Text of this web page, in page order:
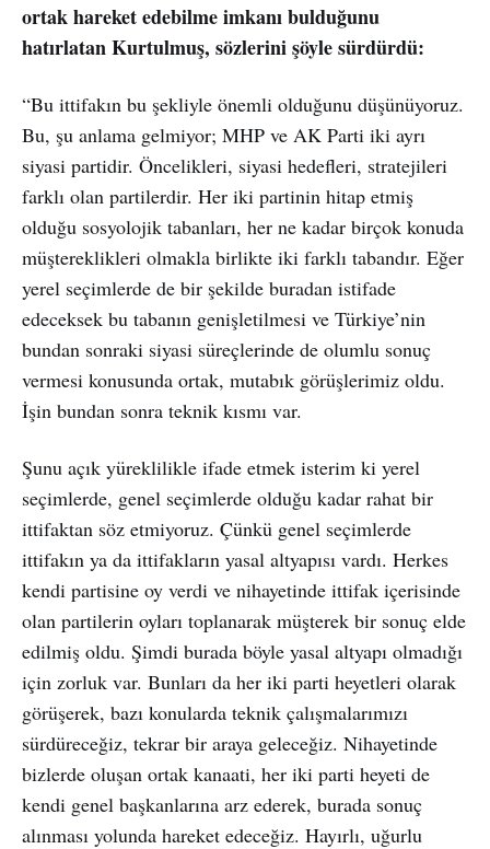
ortak hareket edebilme imkanı bulduğunu
hatırlatan Kurtulmuş, sözlerini şöyle sürdürdü:
“Bu ittifakın bu şekliyle önemli olduğunu düşünüyoruz.
Bu, şu anlama gelmiyor; MHP ve AK Parti iki ayrı
siyasi partidir. Öncelikleri, siyasi hedefleri, stratejileri
farklı olan partilerdir. Her iki partinin hitap etmiş
olduğu sosyolojik tabanları, her ne kadar birçok konuda
müştereklikleri olmakla birlikte iki farklı tabandır. Eğer
yerel seçimlerde de bir şekilde buradan istifade
edeceksek bu tabanın genişletilmesi ve Türkiye’nin
bundan sonraki siyasi süreçlerinde de olumlu sonuç
vermesi konusunda ortak, mutabık görüşlerimiz oldu.
İşin bundan sonra teknik kısmı var.
Şunu açık yüreklilikle ifade etmek isterim ki yerel
seçimlerde, genel seçimlerde olduğu kadar rahat bir
ittifaktan söz etmiyoruz. Çünkü genel seçimlerde
ittifakın ya da ittifakların yasal altyapısı vardı. Herkes
kendi partisine oy verdi ve nihayetinde ittifak içerisinde
olan partilerin oyları toplanarak müşterek bir sonuç elde
edilmiş oldu. Şimdi burada böyle yasal altyapı olmadığı
için zorluk var. Bunları da her iki parti heyetleri olarak
görüşerek, bazı konularda teknik çalışmalarımızı
sürdüreceğiz, tekrar bir araya geleceğiz. Nihayetinde
bizlerde oluşan ortak kanaati, her iki parti heyeti de
kendi genel başkanlarına arz ederek, burada sonuç
alınması yolunda hareket edeceğiz. Hayırlı, uğurlu